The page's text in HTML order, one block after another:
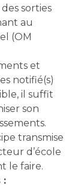
sorties
au
(OM
et
notifié(s)
il suffit
son
transmise
d’école
le faire.
: